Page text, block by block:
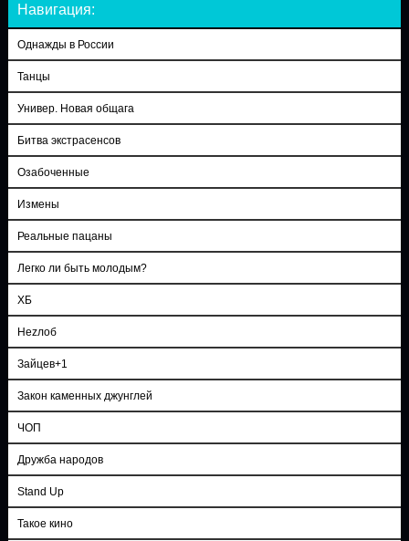
Навигация:
Однажды в России
Танцы
Универ. Новая общага
Битва экстрасенсов
Озабоченные
Измены
Реальные пацаны
Легко ли быть молодым?
ХБ
Неzлоб
Зайцев+1
Закон каменных джунглей
ЧОП
Дружба народов
Stand Up
Такое кино